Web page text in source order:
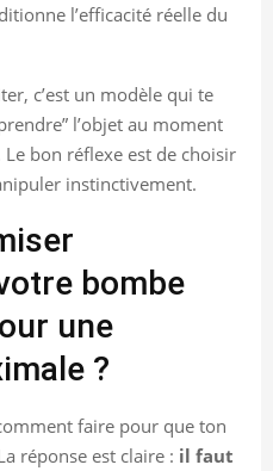
l’efficacité réelle du
c’est un modèle qui te
l’objet au moment
bon réflexe est de choisir
instinctivement.
bombe
une
?
faire pour que ton
réponse est claire : il faut